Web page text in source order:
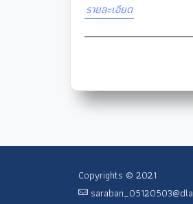
รายละเอียด
Copyrights © 2021